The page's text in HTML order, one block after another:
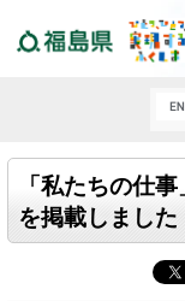
「私たちの仕
を掲載しました